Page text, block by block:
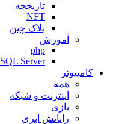
تاریخچه
NFT
بلاک چین
آموزش
php
SQL Server
کامپیوتر
همه
اینترنت و شبکه
بازی
رایانش ابری